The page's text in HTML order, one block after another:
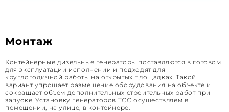
Монтаж
Контейнерные дизельные генераторы поставляются в готовом
для эксплуатации исполнении и подходят для
круглогодичной работы на открытых площадках. Такой
вариант упрощает размещение оборудования на объекте и
сокращает объём дополнительных строительных работ при
запуске. Установку генераторов ТСС осуществляем в
помещении, на улице, в контейнере.